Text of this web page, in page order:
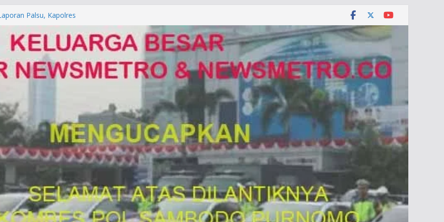
Palsu, Kapolres
PUNGLI SIM
Alam di Jawa Barat yang
KUHAP Baru 2026, Tegaskan
Dipidana
DENPASAR DAN
POLDA BALI DIDUGA